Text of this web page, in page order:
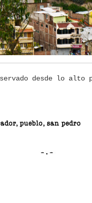
desde lo alto
pueblo, san pedro